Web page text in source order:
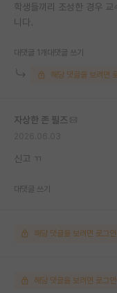
학생들끼리 조성한 경우
니다.
대댓글 1개 대댓글 쓰기
해당 댓글을 보려면
자상한 존 필즈
신고 ㄲ
대댓글 쓰기
해당 댓글을 보려면 로그
해당 댓글을 보려면 로그